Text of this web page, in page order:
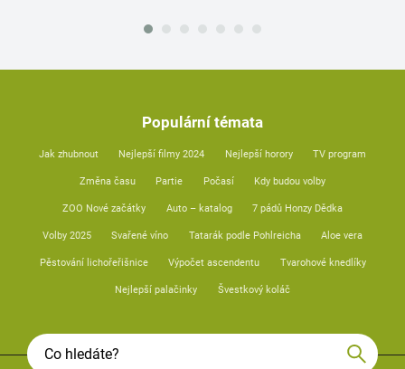
Populární témata
Jak zhubnout Nejlepší filmy 2024 Nejlepší horory TV program
Změna času Partie Počasí Kdy budou volby
ZOO Nové začátky Auto – katalog 7 pádů Honzy Dědka
Volby 2025 Svařené víno Tatarák podle Pohlreicha Aloe vera
Pěstování lichořeřišnice Výpočet ascendentu Tvarohové knedlíky
Nejlepší palačinky Švestkový koláč